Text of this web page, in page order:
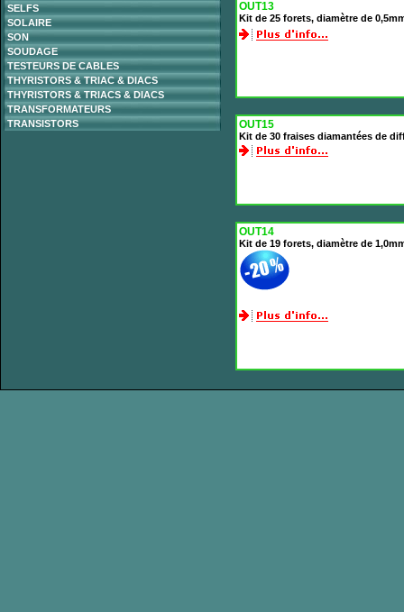
SELFS
SOLAIRE
SON
SOUDAGE
TESTEURS DE CABLES
THYRISTORS & TRIAC & DIACS
THYRISTORS & TRIACS & DIACS
TRANSFORMATEURS
TRANSISTORS
OUT13
Kit de 25 forets, diamètre de
OUT15
Kit de 30 fraises diamantées de
OUT14
Kit de 19 forets, diamètre de